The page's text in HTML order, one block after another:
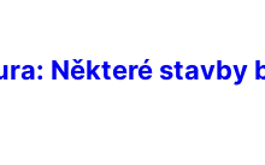
Některé stavby